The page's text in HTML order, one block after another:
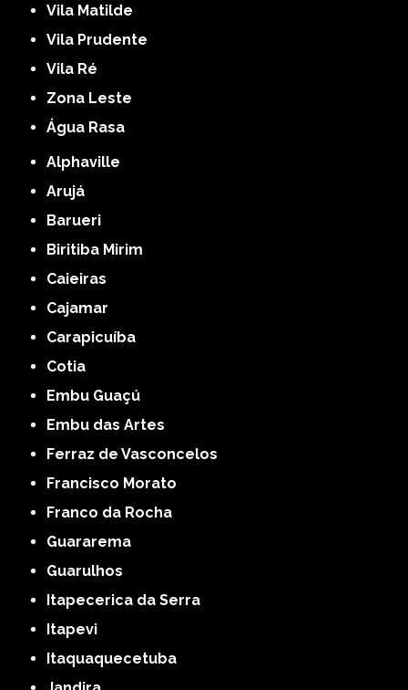
Vila Matilde
Vila Prudente
Vila Ré
Zona Leste
Água Rasa
Alphaville
Arujá
Barueri
Biritiba Mirim
Caieiras
Cajamar
Carapicuíba
Cotia
Embu Guaçú
Embu das Artes
Ferraz de Vasconcelos
Francisco Morato
Franco da Rocha
Guararema
Guarulhos
Itapecerica da Serra
Itapevi
Itaquaquecetuba